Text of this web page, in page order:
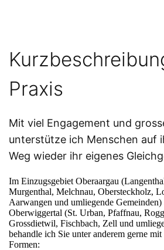
Praxis
Mit viel Engagement und
unterstütze ich Menschen auf
Weg wieder ihr eigenes
Im Einzugsgebiet Oberaargau
Murgenthal, Melchnau, Obersteckholz,
Aarwangen und umliegende
Oberwiggertal (St. Urban, Pfaffnau,
Grossdietwil, Fischbach, Zell und
behandle ich Sie unter anderem gerne
Formen: